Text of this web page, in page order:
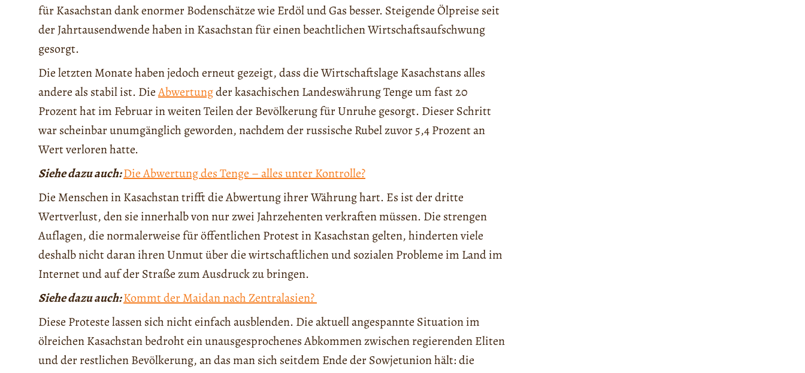
für Kasach­stan dank enormer Bodenschätze wie Erdöl und Gas besser. Steigende Ölpreise seit
der Jahrtausendwende haben in Kasachstan für einen beachtlichen Wirtschaftsaufschwung
gesorgt.
Die letzten Monate haben jedoch erneut gezeigt, dass die Wirtschaftslage Kasachstans alles
andere als stabil ist. DieAbwertungder kasachischen Landeswährung Tenge um fast 20
Prozent hat im Februar in weiten Teilen der Bevölkerung für Unruhe gesorgt. Dieser Schritt
war scheinbar unumgänglich geworden, nachdem der russische Rubel zuvor 5,4 Prozent an
Wert verloren hatte.
Siehe dazu auch:Die Abwertung des Tenge – alles unter Kontrolle?
Die Menschen in Kasachstan trifft die Abwertung ihrer Währung hart. Es ist der dritte
Wertverlust, den sie innerhalb von nur zwei Jahrzehenten verkraften müssen. Die strengen
Auflagen, die normalerweise für öffentlichen Protest in Kasachstan gelten, hinderten viele
deshalb nicht daran ihren Unmut über die wirtschaftlichen und sozialen Probleme im Land im
Internet und auf der Straße zum Ausdruck zu bringen.
Siehe dazu auch:Kommt der Maidan nach Zentralasien?
Diese Proteste lassen sich nicht einfach ausblenden. Die aktuell angespannte Situation im
ölreichen Kasachstan bedroht ein unausgesprochenes Abkommen zwischen regierenden Eliten
und der restlichen Bevölkerung, an das man sich seitdem Ende der Sowjetunion hält: die